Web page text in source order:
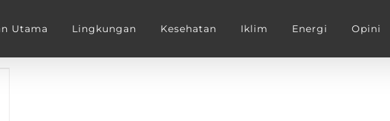
Utama Lingkungan Kesehatan Iklim Energi Opini